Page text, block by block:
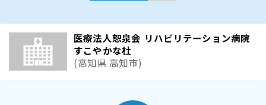
医療法人恕泉会 リハビリテーション病院
すこやかな杜
(高知県 高知市)